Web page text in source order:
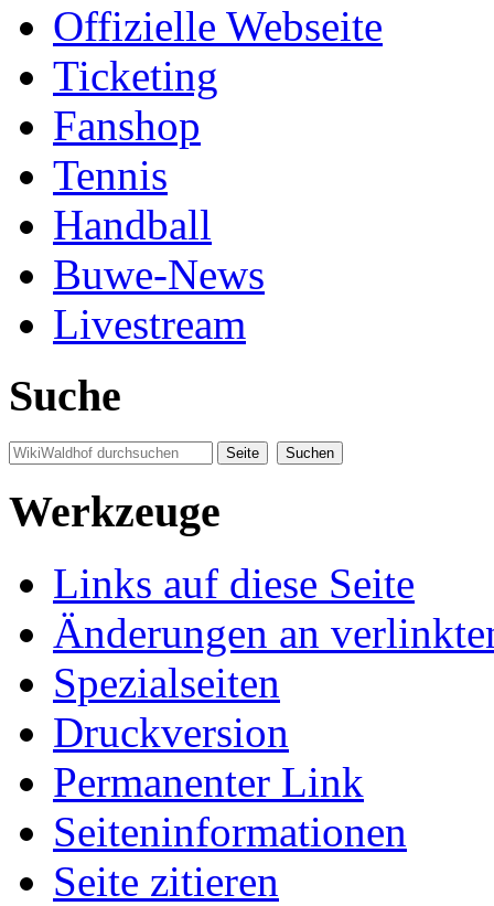
Offizielle Webseite
Ticketing
Fanshop
Tennis
Handball
Buwe-News
Livestream
Suche
Werkzeuge
Links auf diese Seite
Änderungen an
Spezialseiten
Druckversion
Permanenter Link
Seiten­informationen
Seite zitieren